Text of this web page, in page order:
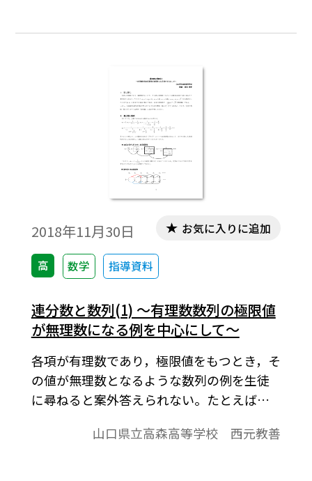
ています。ワード文書で数式を正しく表示す
されていることが必要です。無償ダウンロー
ドはこちら→無償ダウンロードのご案内
2018年11月30日
高 数学 指導資料
お気に入りに追加
連分数と数列(1) ～有理数数列の極限値
が無理数になる例を中心にして～
各項が有理数であり，極限値をもつとき，そ
の値が無理数となるような数列の例を生徒
に尋ねると案外答えられない。たとえば，
……，an＝√2を小数表示したときの第 ｎ-
山口県立高森高等学校 西元教善